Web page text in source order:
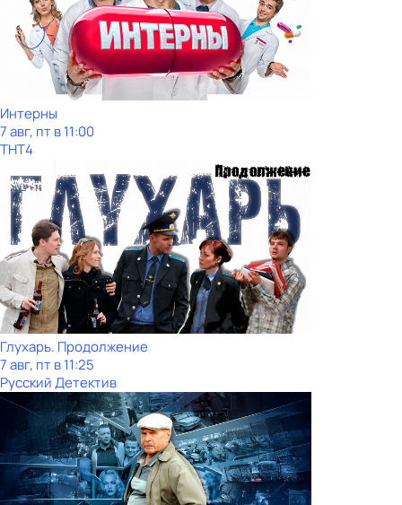
Интерны
7 авг, пт в 11:00
ТНТ4
Глухарь. Продолжение
7 авг, пт в 11:25
Русский Детектив